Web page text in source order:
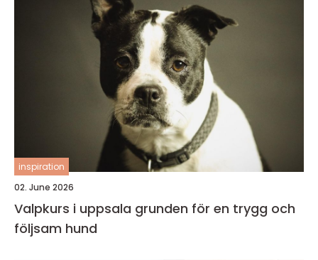
inspiration
02. June 2026
Valpkurs i uppsala grunden för en trygg och
följsam hund